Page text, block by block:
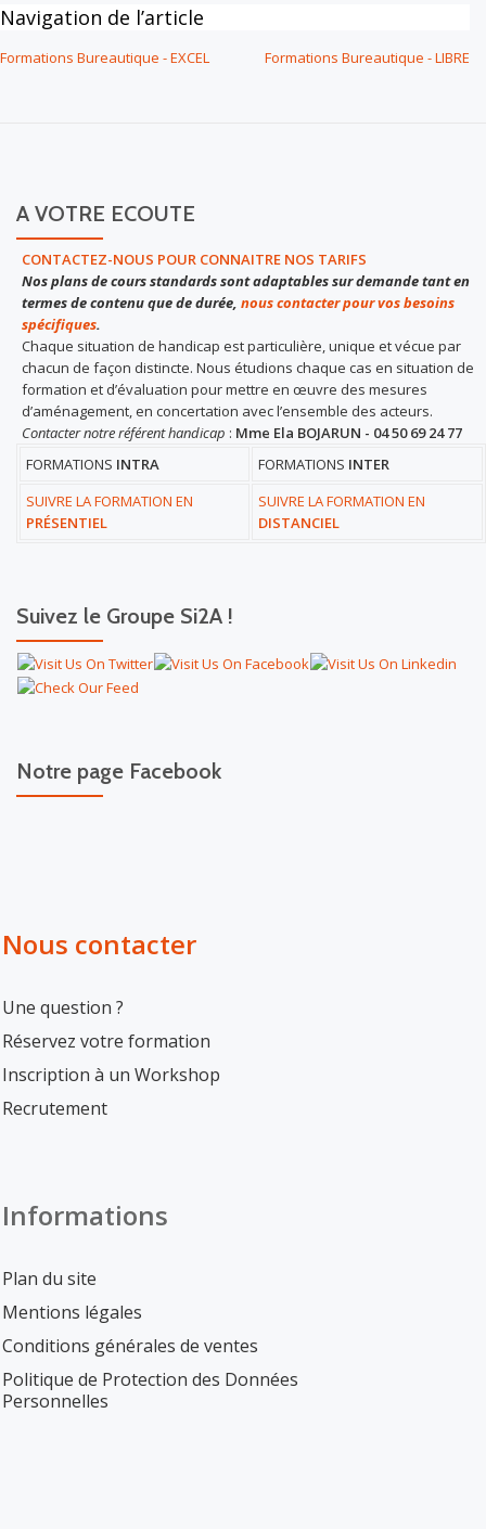
Navigation de l’article
Formations Bureautique - EXCEL Formations Bureautique - LIBRE
A VOTRE ECOUTE
CONTACTEZ-NOUS POUR CONNAITRE NOS TARIFS
Nos plans de cours standards sont adaptables sur demande tant en
termes de contenu que de durée, nous contacter pour vos besoins
spécifiques.
Chaque situation de handicap est particulière, unique et vécue par
chacun de façon distincte. Nous étudions chaque cas en situation de
formation et d’évaluation pour mettre en œuvre des mesures
d’aménagement, en concertation avec l’ensemble des acteurs.
Contacter notre référent handicap : Mme Ela BOJARUN - 04 50 69 24 77
FORMATIONS INTRA FORMATIONS INTER
SUIVRE LA FORMATION EN
PRÉSENTIEL
SUIVRE LA FORMATION EN
DISTANCIEL
Suivez le Groupe Si2A !
Notre page Facebook
Nous contacter
Une question ?
Réservez votre formation
Inscription à un Workshop
Recrutement
Informations
Plan du site
Mentions légales
Conditions générales de ventes
Politique de Protection des Données
Personnelles